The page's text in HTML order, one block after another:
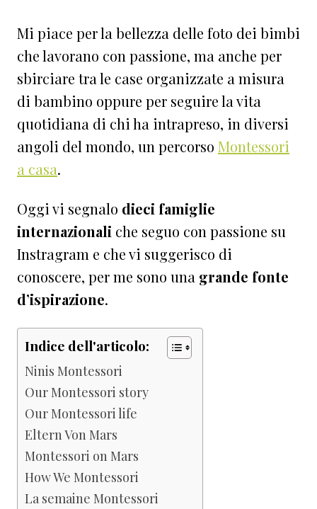
Mi piace per la bellezza delle foto dei bimbi
che lavorano con passione, ma anche per
sbirciare tra le case organizzate a misura
di bambino oppure per seguire la vita
quotidiana di chi ha intrapreso, in diversi
angoli del mondo, un percorso Montessori
a casa.
Oggi vi segnalo dieci famiglie
internazionali che seguo con passione su
Instragram e che vi suggerisco di
conoscere, per me sono una grande fonte
d’ispirazione.
Indice dell'articolo:
Ninis Montessori
Our Montessori story
Our Montessori life
Eltern Von Mars
Montessori on Mars
How We Montessori
La semaine Montessori